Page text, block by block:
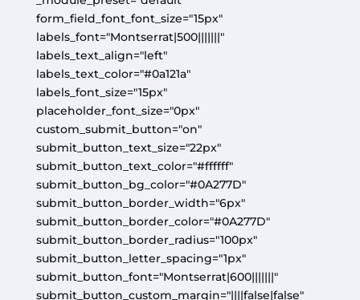
form_field_font_font_size="15px"
labels_font="Montserrat|500|||||||"
labels_text_align="left"
labels_text_color="#0a121a"
labels_font_size="15px"
placeholder_font_size="0px"
custom_submit_button="on"
submit_button_text_size="22px"
submit_button_text_color="#ffffff"
submit_button_bg_color="#0A277D"
submit_button_border_width="6px"
submit_button_border_color="#0A277D"
submit_button_border_radius="100px"
submit_button_letter_spacing="1px"
submit_button_font="Montserrat|600|||||||"
submit_button_custom_margin="||||false|false"